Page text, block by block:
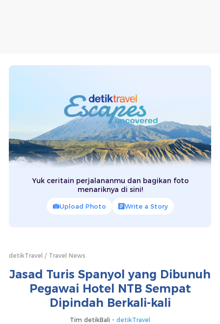
Yuk ceritain perjalananmu dan bagikan foto
menariknya di sini!
Upload Photo Write a Story
detikTravel Travel News
Jasad Turis Spanyol yang Dibunuh
Pegawai Hotel NTB Sempat
Dipindah Berkali-kali
Tim detikBali - detikTravel